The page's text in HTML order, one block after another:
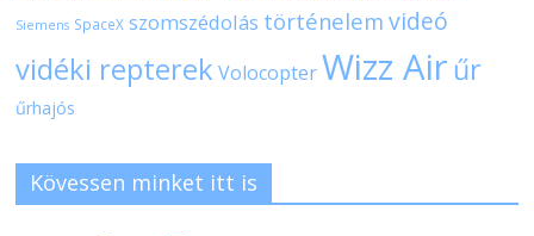
Siemens SpaceX szomszédolás történelem videó
vidéki repterek Volocopter Wizz Air űr
űrhajós
Kövessen minket itt is